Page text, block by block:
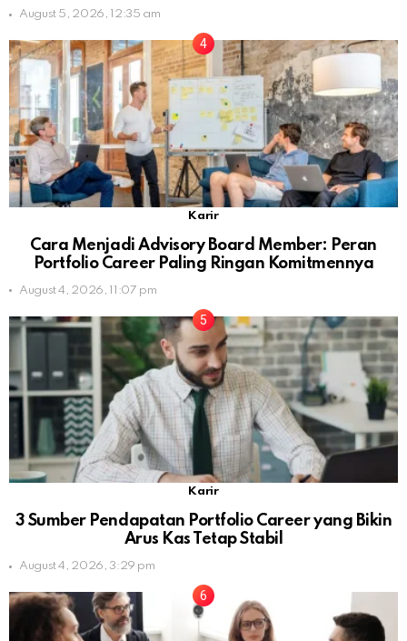
August 5, 2026, 12:35 am
Karir
Cara Menjadi Advisory Board Member: Peran
Portfolio Career Paling Ringan Komitmennya
August 4, 2026, 11:07 pm
Karir
3 Sumber Pendapatan Portfolio Career yang Bikin
Arus Kas Tetap Stabil
August 4, 2026, 3:29 pm